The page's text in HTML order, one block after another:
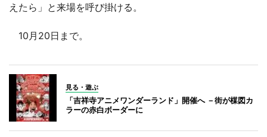
えたら」と来場を呼び掛ける。
10月20日まで。
見る・遊ぶ
「吉祥寺アニメワンダーランド」開催へ －街が楳図カ
ラーの赤白ボーダーに